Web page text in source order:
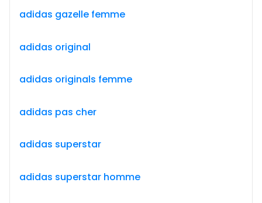
adidas gazelle femme
adidas original
adidas originals femme
adidas pas cher
adidas superstar
adidas superstar homme